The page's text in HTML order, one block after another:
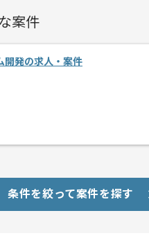
駐での作業を想定しております
案件
開発の求人・案件
条件を絞って案件を探す